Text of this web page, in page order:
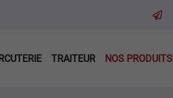
TRAITEUR NOS PRODUITS